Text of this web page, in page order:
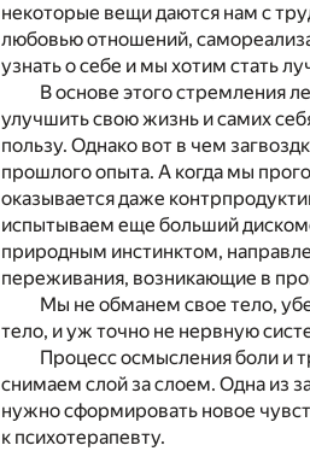
некоторые вещи даются нам с
любовью отношений,
узнать о себе и мы хотим стать
В основе этого стремления
улучшить свою жизнь и самих
пользу. Однако вот в чем
прошлого опыта. А когда мы
оказывается даже
испытываем еще больший
природным инстинктом,
переживания, возникающие в
Мы не обманем свое тело,
тело, и уж точно не нервную
Процесс осмысления боли и
снимаем слой за слоем. Одна из
нужно сформировать новое
к психотерапевту.